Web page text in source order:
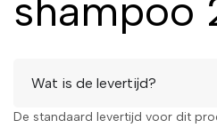
shampoo
Wat is de levertijd?
De standaard levertijd voor dit